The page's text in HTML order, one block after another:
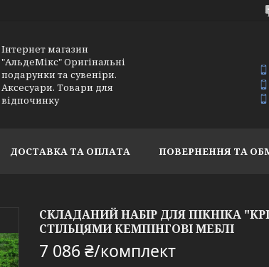
Інтернет магазин
"АльдеМікс" Оригінальні
подарунки та сувеніри.
Аксесуари. Товари для
відпочинку
ДОСТАВКА ТА ОПЛАТА ПОВЕРНЕННЯ ТА
СКЛАДАНИЙ НАБІР ДЛЯ ПІКНІКА
СТІЛЬЦЯМИ КЕМПІНГОВІ МЕБЛІ
7 086 ₴/комплект